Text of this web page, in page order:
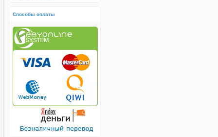
Способы оплаты